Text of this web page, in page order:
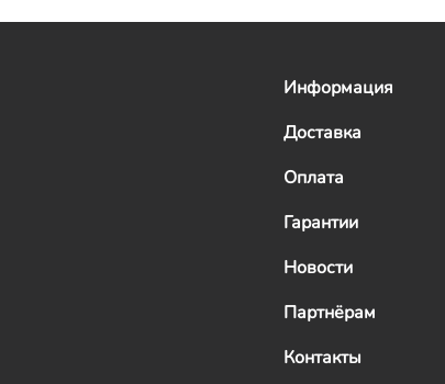
Информация
Доставка
Оплата
Гарантии
Новости
Партнёрам
Контакты